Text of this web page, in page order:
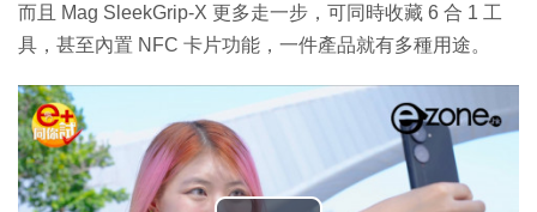
而且 Mag SleekGrip-X 更多走一步，可同時收藏 6 合 1 工
具，甚至內置 NFC 卡片功能，一件產品就有多種用途。